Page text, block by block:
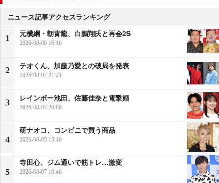
ニュース記事アクセスランキング
1
元横綱・朝青龍、白鵬翔氏と再会2S
2026-08-06 16:16
2
テオくん、加藤乃愛との破局を発表
2026-08-07 21:21
3
レインボー池田、佐藤佳奈と電撃婚
2026-08-07 20:00
4
研ナオコ、コンビニで買う商品
2026-08-05 15:10
5
寺田心、ジム通いで筋トレ…激変
2026-08-07 10:46